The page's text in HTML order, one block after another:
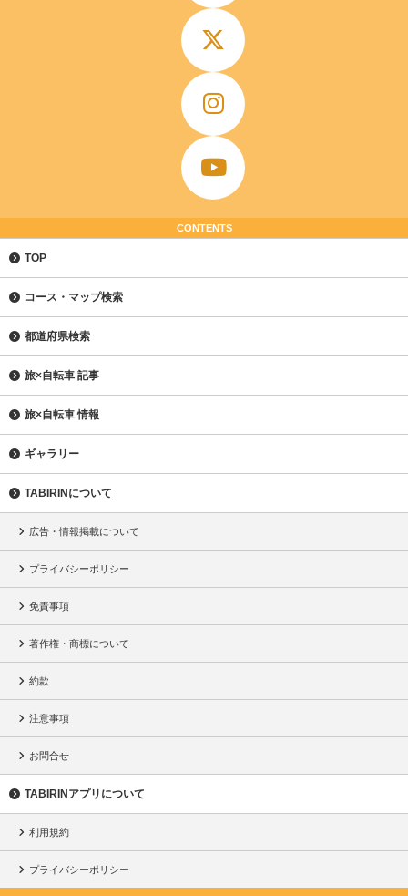
CONTENTS
TOP
コース・マップ検索
都道府県検索
旅×自転車 記事
旅×自転車 情報
ギャラリー
TABIRINについて
広告・情報掲載について
プライバシーポリシー
免責事項
著作権・商標について
約款
注意事項
お問合せ
TABIRINアプリについて
利用規約
プライバシーポリシー